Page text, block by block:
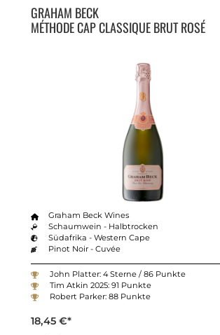
GRAHAM BECK
MÉTHODE CAP CLASSIQUE BRUT ROSÉ
Graham Beck Wines
Schaumwein - Halbtrocken
Südafrika - Western Cape
Pinot Noir - Cuvée
John Platter: 4 Sterne / 86 Punkte
Tim Atkin 2025: 91 Punkte
Robert Parker: 88 Punkte
18,45 €*